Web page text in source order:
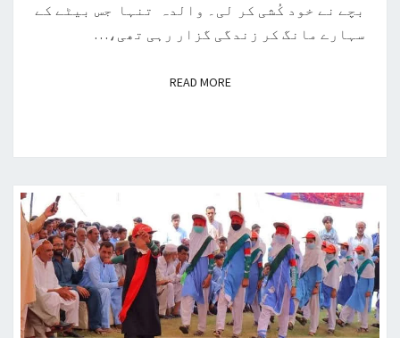
بچے نے خود کُشی کر لی۔ والدہ تنہا جس بیٹے کے
سہارے مانگ کر زندگی گزار رہی تھی،…
READ MORE
READ MORE